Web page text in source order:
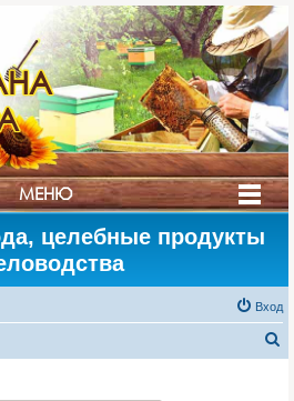
МЕНЮ
целебные продукты
Вход